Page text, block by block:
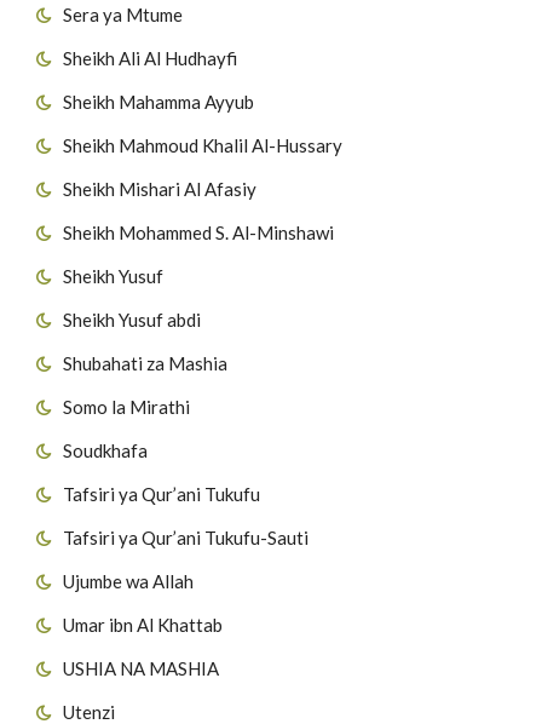
Sera ya Mtume
Sheikh Ali Al Hudhayfi
Sheikh Mahamma Ayyub
Sheikh Mahmoud Khalil Al-Hussary
Sheikh Mishari Al Afasiy
Sheikh Mohammed S. Al-Minshawi
Sheikh Yusuf
Sheikh Yusuf abdi
Shubahati za Mashia
Somo la Mirathi
Soudkhafa
Tafsiri ya Qur’ani Tukufu
Tafsiri ya Qur’ani Tukufu-Sauti
Ujumbe wa Allah
Umar ibn Al Khattab
USHIA NA MASHIA
Utenzi